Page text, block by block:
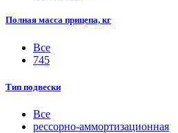
Полная масса прицепа, кг
Все
745
Тип подвески
Все
рессорно-аммортизационная